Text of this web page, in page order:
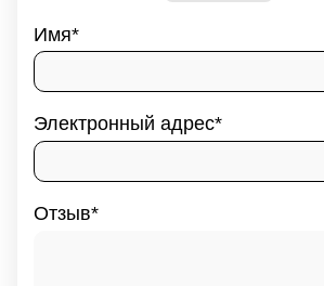
Имя
Электронный адрес
Отзыв